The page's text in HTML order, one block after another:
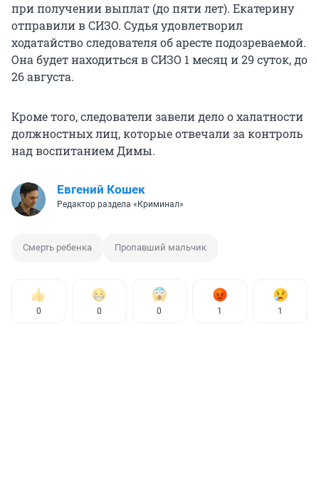
при получении выплат (до пяти лет). Екатерину
отправили в СИЗО. Судья удовлетворил
ходатайство следователя об аресте подозреваемой.
Она будет находиться в СИЗО 1 месяц и 29 суток, до
26 августа.
Кроме того, следователи завели дело о халатности
должностных лиц, которые отвечали за контроль
над воспитанием Димы.
Евгений Кошек
Редактор раздела «Криминал»
Смерть ребенка Пропавший мальчик
0 0 0 1 1